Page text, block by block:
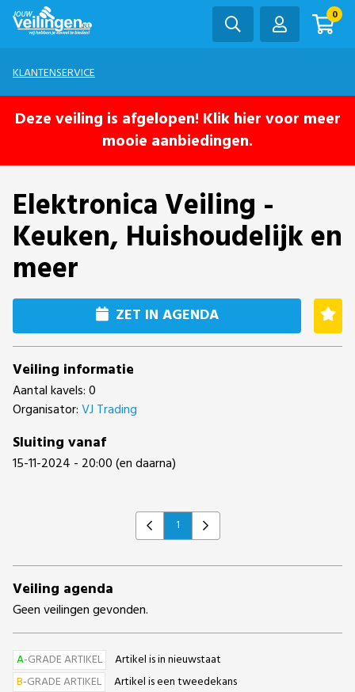
0
KLANTENSERVICE
Deze veiling is afgelopen! Klik hier voor meer
mooie aanbiedingen.
Elektronica Veiling -
Keuken, Huishoudelijk en
meer
ZET IN AGENDA
Veiling informatie
Aantal kavels: 0
Organisator:VJ Trading
Sluiting vanaf
15-11-2024 - 20:00 (en daarna)
Previous
1 Next
Veiling agenda
Geen veilingen gevonden.
A-GRADE ARTIKEL
Artikel is in nieuwstaat
B-GRADE ARTIKEL
Artikel is een tweedekans